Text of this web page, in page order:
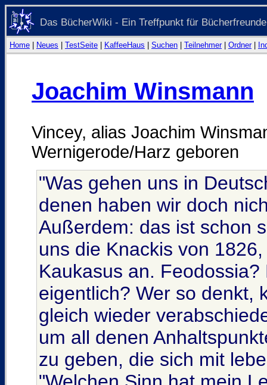
Das BücherWiki - Ein Treffpunkt für Bücherfreunde
Home Neues TestSeite KaffeeHaus Suchen Teilnehmer| Ordner|
Joachim Winsmann
Vincey, alias Joachim
Wernigerode/Harz geboren
"Was gehen uns in
denen haben wir doch
Außerdem: das ist schon
uns die Knackis von
Kaukasus an.
eigentlich? Wer so denkt,
gleich wieder
um all denen
zu geben, die sich mit